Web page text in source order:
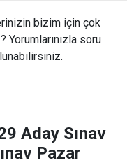
bizim için çok
soru
Aday Sınav
Pazar